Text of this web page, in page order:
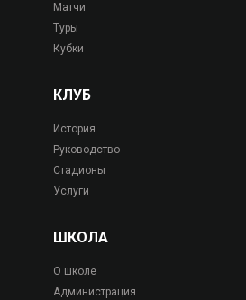
Матчи
Туры
Кубки
КЛУБ
История
Руководство
Стадионы
Услуги
ШКОЛА
О школе
Администрация